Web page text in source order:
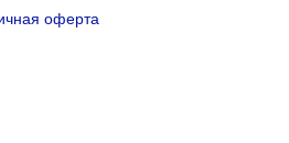
оферта